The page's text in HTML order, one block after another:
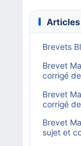
Articles
Brevets
Brevet
corrigé
Brevet
corrigé
Brevet
sujet et